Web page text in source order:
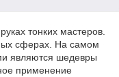
тонких мастеров.
сферах. На самом
являются шедевры
применение